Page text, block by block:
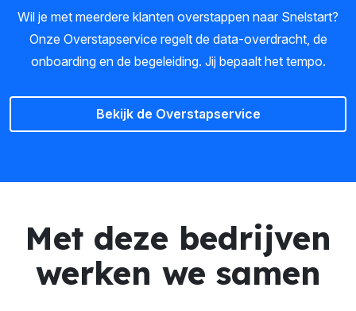
Wil je met meerdere klanten overstappen naar Snelstart?
Onze Overstapservice regelt de data-overdracht, de
onboarding en de begeleiding. Jij bepaalt het tempo.
Bekijk de Overstapservice
Met deze bedrijven
werken we samen